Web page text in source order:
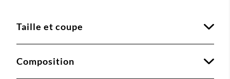
Taille et coupe
Composition